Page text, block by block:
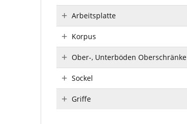
Arbeitsplatte
Korpus
Ober-, Unterböden Oberschränke
Sockel
Griffe